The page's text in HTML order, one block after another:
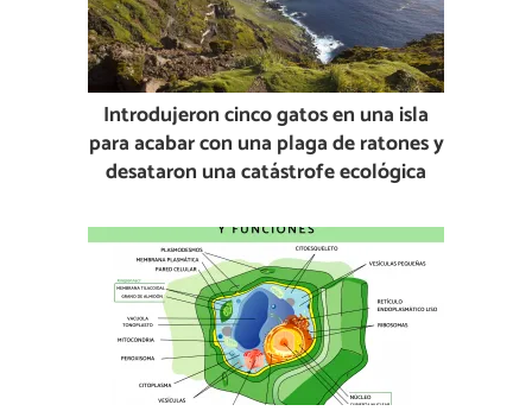
Introdujeron cinco gatos en una isla
para acabar con una plaga de ratones y
desataron una catástrofe ecológica